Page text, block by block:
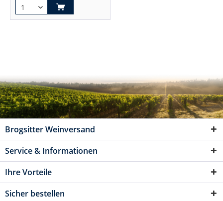
Brogsitter Weinversand
Service & Informationen
Ihre Vorteile
Sicher bestellen